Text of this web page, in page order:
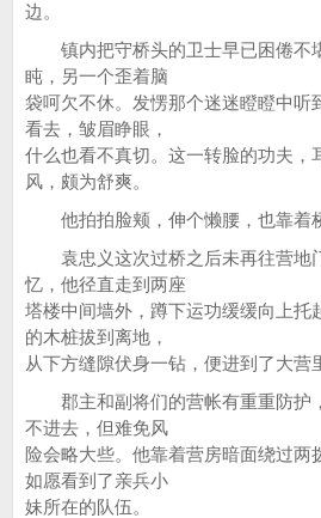
边。
镇内把守桥头的卫士早已困倦不
盹，另一个歪着脑
袋呵欠不休。发愣那个迷迷瞪瞪中听
看去，皱眉睁眼，
什么也看不真切。这一转脸的功夫，
风，颇为舒爽。
他拍拍脸颊，伸个懒腰，也靠着桥
袁忠义这次过桥之后未再往营地
忆，他径直走到两座
塔楼中间墙外，蹲下运功缓缓向上托
的木桩拔到离地，
从下方缝隙伏身一钻，便进到了大营
郡主和副将们的营帐有重重防护
不进去，但难免风
险会略大些。他靠着营房暗面绕过两
如愿看到了亲兵小
妹所在的队伍。